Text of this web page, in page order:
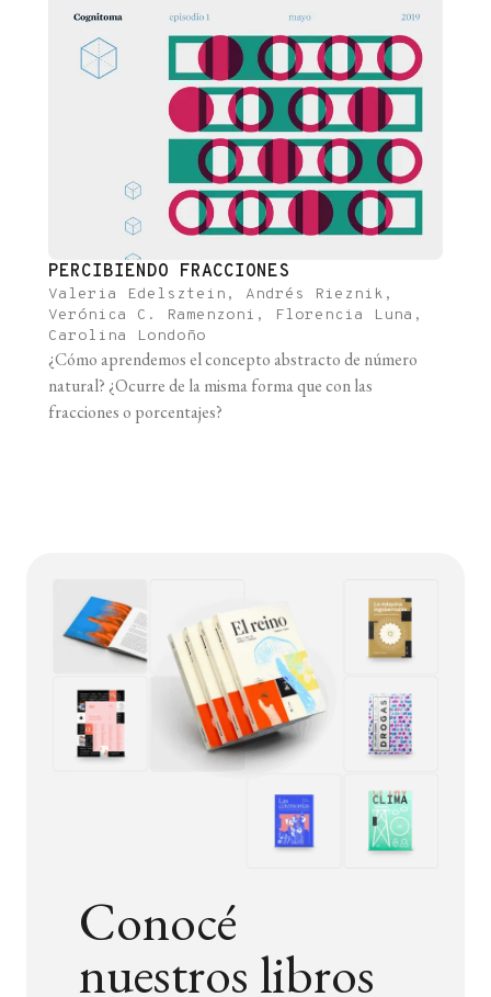
navegar a vela, las dificultades para [...]
PERCIBIENDO FRACCIONES
Valeria Edelsztein, Andrés Rieznik,
Verónica C. Ramenzoni, Florencia Luna,
Carolina Londoño
¿Cómo aprendemos el concepto abstracto de número
natural? ¿Ocurre de la misma forma que con las
fracciones o porcentajes?
Conocé
nuestros libros